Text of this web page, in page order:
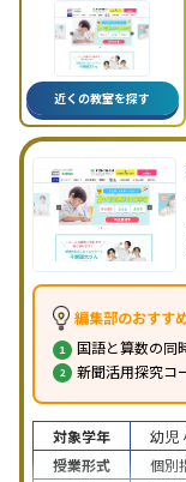
近くの教室を探す
編集部のおすす
国語と算数の同
新聞活用探究コ
対象学年 幼児
授業形式
個別